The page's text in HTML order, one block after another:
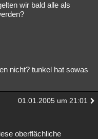
wir bald alle als
nicht? tunkel hat sowas
01.01.2005 um 21:01
oberflächliche